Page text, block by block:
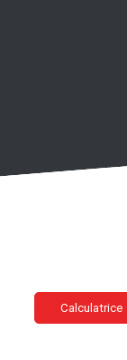
Calculatrice